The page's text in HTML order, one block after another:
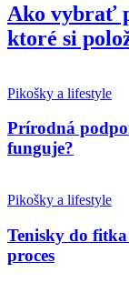
Ako vybrať
ktoré si
Pikošky a lifestyle
Prírodná
funguje?
Pikošky a lifestyle
Tenisky do
proces